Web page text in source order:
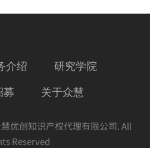
介绍 研究学院
募 关于众慧
优创知识产权代理有限公司. All
Reserved